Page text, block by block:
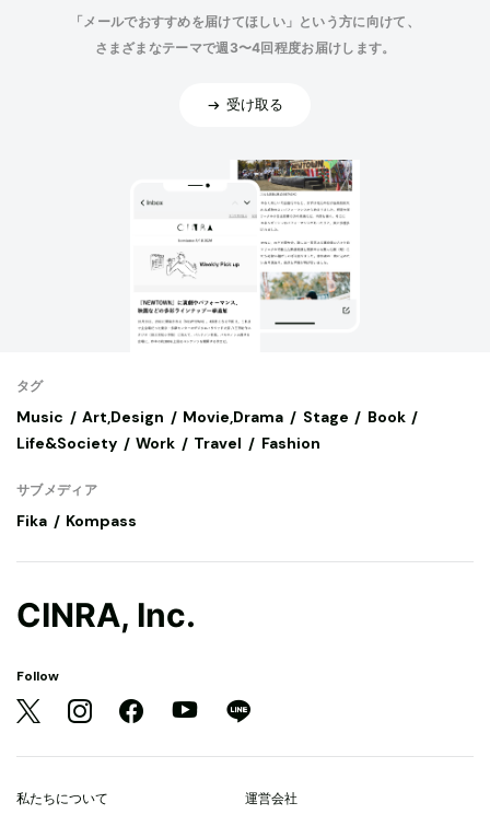
「メールでおすすめを届けてほしい」という方に向けて、
さまざまなテーマで週3〜4回程度お届けします。
受け取る
タグ
Music Art,Design Movie,Drama Stage
Book
Life&Society
Work Travel Fashion
サブメディア
Fika Kompass
CINRA, Inc.
Follow
私たちについて 運営会社